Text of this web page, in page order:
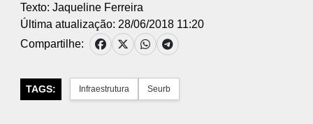
Texto: Jaqueline Ferreira
Última atualização: 28/06/2018 11:20
Compartilhe:
TAGS: Infraestrutura Seurb